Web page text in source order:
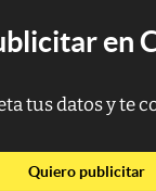
en
tus datos y te
Quiero publicitar